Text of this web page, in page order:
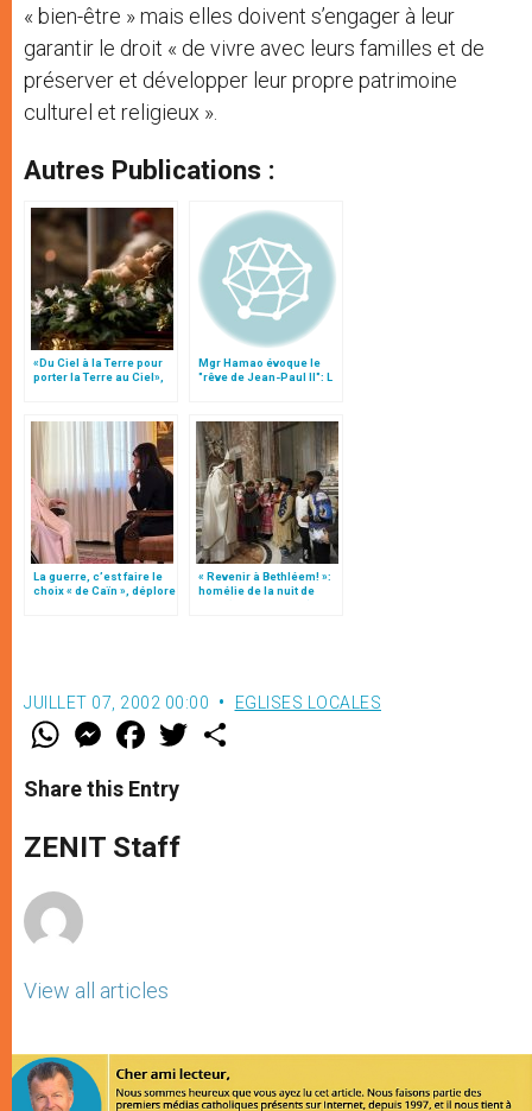
« bien-être » mais elles doivent s’engager à leur
garantir le droit « de vivre avec leurs familles et de
préserver et développer leur propre patrimoine
culturel et religieux ».
Autres Publications :
«Du Ciel à la Terre pour
porter la Terre au Ciel»,
Mgr Hamao évoque le
"rêve de Jean-Paul II": L
La guerre, c’est faire le
choix « de Caïn », déplore
« Revenir à Bethléem! »:
homélie de la nuit de
Noël (texte complet)
JUILLET 07, 2002 00:00 EGLISES LOCALES
W
t
s
p
p
M
e
s
e
g
e
F
a
e
b
o
k
w
Share this Entry
ZENIT Staff
View all articles